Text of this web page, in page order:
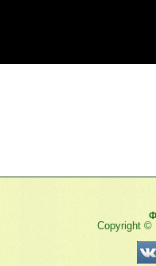
Copyright ©